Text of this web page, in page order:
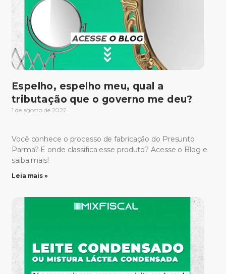
Espelho, espelho meu, qual a
tributação que o governo me deu?
1 de agosto de 2022
Você conhece o processo de fabricação do Presunto
Parma? E onde classifica esse produto? Acesse o Blog e
saiba mais!
Leia mais »